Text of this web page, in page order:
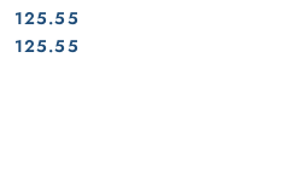
Cena:
125.55
Cena:
125.55